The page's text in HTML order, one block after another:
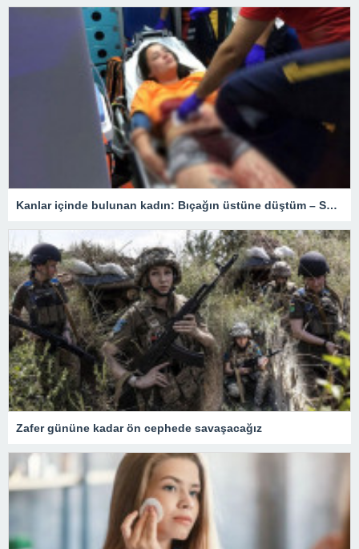
Kanlar içinde bulunan kadın: Bıçağın üstüne düştüm – Son Dakika Türkiye Haberleri
Zafer gününe kadar ön cephede savaşacağız